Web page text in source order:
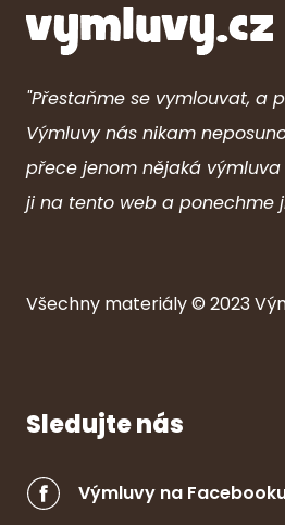
"Přestaňme se vymlouvat, a
Výmluvy nás nikam
přece jenom nějaká
ji na tento web a ponechme
Všechny materiály © 2023
Sledujte nás
Výmluvy na